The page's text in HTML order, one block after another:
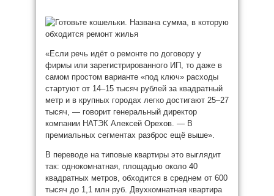
«Если речь идёт о ремонте по договору у
фирмы или зарегистрированного ИП, то даже в
самом простом варианте «под ключ» расходы
стартуют от 14–15 тысяч рублей за квадратный
метр и в крупных городах легко достигают 25–27
тысяч, — говорит генеральный директор
компании НАТЭК Алексей Орехов. — В
премиальных сегментах разброс ещё выше».
В переводе на типовые квартиры это выглядит
так: однокомнатная, площадью около 40
квадратных метров, обходится в среднем от 600
тысяч до 1,1 млн руб. Двухкомнатная квартира